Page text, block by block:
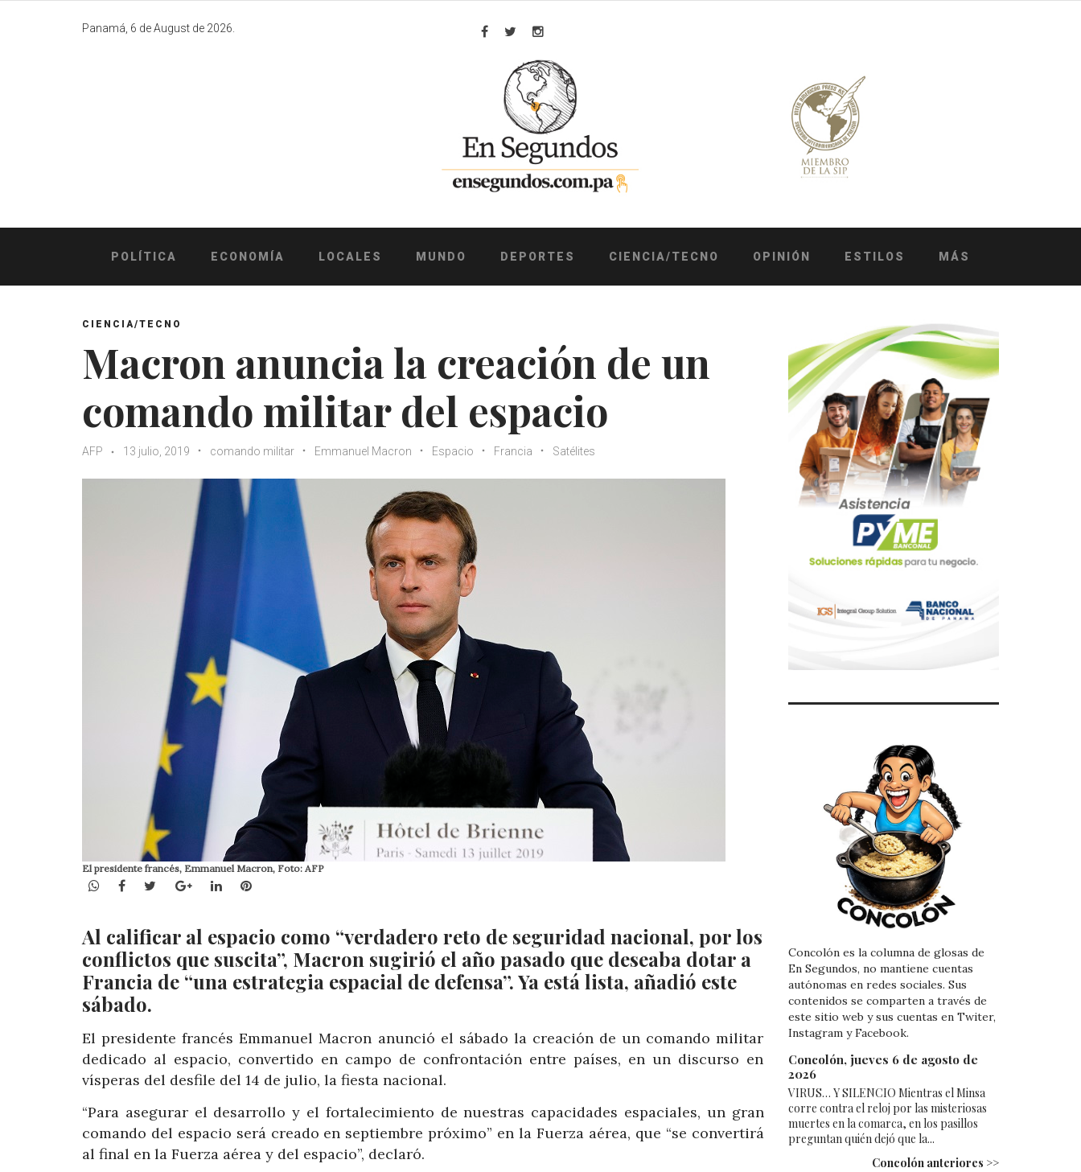
Panamá, 6 de August de 2026.
Facebook
TwitterInstagram
POLÍTICA ECONOMÍA LOCALES MUNDO DEPORTES CIENCIA/TECNO OPINIÓN ESTILOS MÁS
CIENCIA/TECNO
Macron anuncia la creación de un
comando militar del espacio
AFP 13 julio, 2019 comando militar Emmanuel Macron Espacio Francia Satélites
El presidente francés, Emmanuel Macron, Foto: AFP
WhatsApp
Facebook
TwitterGoogle+LinkedInPinterest
Al calificar al espacio como “verdadero reto de seguridad nacional, por los
conflictos que suscita”, Macron sugirió el año pasado que deseaba dotar a
Francia de “una estrategia espacial de defensa”. Ya está lista, añadió este
sábado.
El presidente francés Emmanuel Macron anunció el sábado la creación de un comando militar
dedicado al espacio, convertido en campo de confrontación entre países, en un discurso en
vísperas del desfile del 14 de julio, la fiesta nacional.
“Para asegurar el desarrollo y el fortalecimiento de nuestras capacidades espaciales, un gran
comando del espacio será creado en septiembre próximo” en la Fuerza aérea, que “se convertirá
al final en la Fuerza aérea y del espacio”, declaró.
Concolón es la columna de glosas de
En Segundos, no mantiene cuentas
autónomas en redes sociales. Sus
contenidos se comparten a través de
este sitio web y sus cuentas en Twiter,
Instagram y Facebook.
Concolón, jueves 6 de agosto de
2026
VIRUS… Y SILENCIO Mientras el Minsa
corre contra el reloj por las misteriosas
muertes en la comarca, en los pasillos
preguntan quién dejó que la...
Concolón anteriores >>